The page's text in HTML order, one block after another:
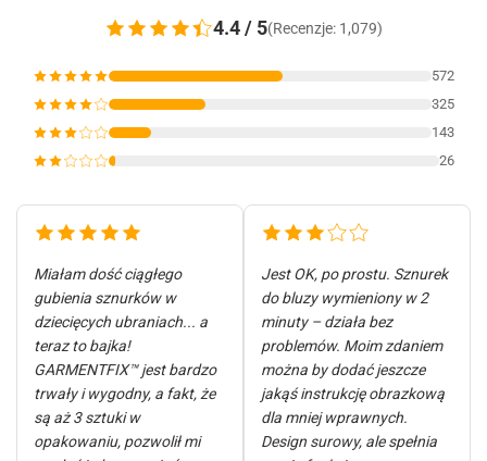
4.4 / 5(Recenzje: 1,079)
572
325
143
26
Miałam dość ciągłego
gubienia sznurków w
dziecięcych ubraniach... a
teraz to bajka!
GARMENTFIX™ jest bardzo
trwały i wygodny, a fakt, że
są aż 3 sztuki w
opakowaniu, pozwolił mi
Jest OK, po prostu. Sznurek
do bluzy wymieniony w 2
minuty – działa bez
problemów. Moim zdaniem
można by dodać jeszcze
jakąś instrukcję obrazkową
dla mniej wprawnych.
Design surowy, ale spełnia